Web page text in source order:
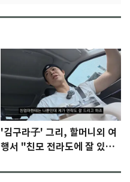
'김구라子' 그리, 할머니외 여
행서 "친모 전라도에 잘 있